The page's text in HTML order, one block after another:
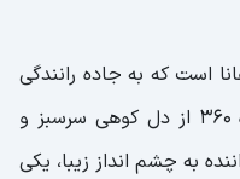
هانا است که به جاده رانندگی
ترن هوایی معروف می باشد. جاده 360 از دل کوهی سرسبز و
به چشم انداز زیبا، یکی